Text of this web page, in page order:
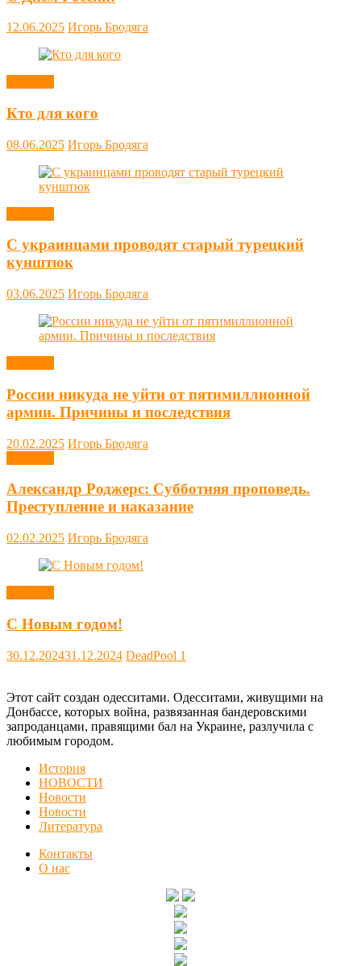
12.06.2025 Игорь Бродяга
Кто для кого
08.06.2025 Игорь Бродяга
С украинцами проводят старый турецкий
кунштюк
03.06.2025 Игорь Бродяга
России никуда не уйти от пятимиллионной
армии. Причины и последствия
20.02.2025 Игорь Бродяга
Александр Роджерс: Субботняя проповедь.
Преступление и наказание
02.02.2025 Игорь Бродяга
С Новым годом!
30.12.202431.12.2024 DeadPool 1
Этот сайт создан одесситами. Одесситами, живущими на
Донбассе, которых война, развязанная бандеровскими
запроданцами, правящими бал на Украине, разлучила с
любимым городом.
История
НОВОСТИ
Новости
Новости
Литература
Контакты
О нас